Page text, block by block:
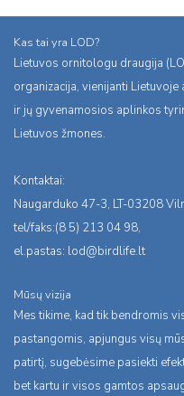
Kas tai yra LOD?
Lietuvos ornitologu draugija
organizacija, vienijanti Lietuvoje
ir jų gyvenamosios aplinkos
Lietuvos žmones.
Kontaktai:
Naugarduko 47-3, LT-03208
tel/faks:(8 5) 213 04 98,
el.pastas: lod@birdlife.lt
Mūsų vizija
Mes tikime, kad tik bendromis
pastangomis, apjungus visų
patirtį, sugebėsime pasiekti
bet kartu ir visos gamtos